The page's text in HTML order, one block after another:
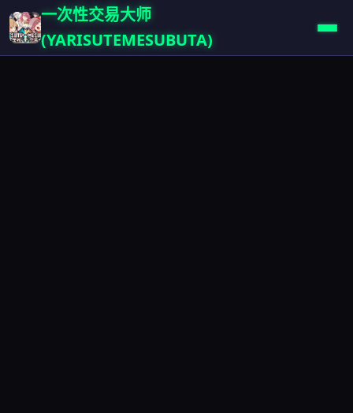
一次性交易大师
(YARISUTEMESUBUTA)